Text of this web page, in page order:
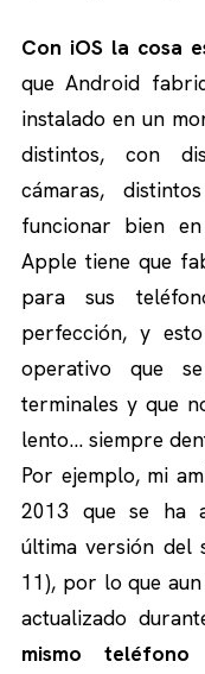
Con iOS la cosa
que Android
instalado en un
distintos, con
cámaras,
funcionar bien
Apple tiene que
para sus
perfección, y
operativo que
terminales y que
lento… siempre
Por ejemplo, mi
2013 que se ha
última versión del
11), por lo que
actualizado
mismo